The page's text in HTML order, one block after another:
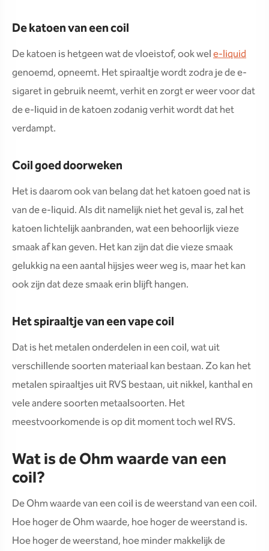
De katoen van een coil
De katoen is hetgeen wat de vloeistof, ook wele-liquid
genoemd, opneemt. Het spiraaltje wordt zodra je de e-
sigaret in gebruik neemt, verhit en zorgt er weer voor dat
de e-liquid in de katoen zodanig verhit wordt dat het
verdampt.
Coil goed doorweken
Het is daarom ook van belang dat het katoen goed nat is
van de e-liquid. Als dit namelijk niet het geval is, zal het
katoen lichtelijk aanbranden, wat een behoorlijk vieze
smaak af kan geven. Het kan zijn dat die vieze smaak
gelukkig na een aantal hijsjes weer weg is, maar het kan
ook zijn dat deze smaak erin blijft hangen.
Het spiraaltje van een vape coil
Dat is het metalen onderdelen in een coil, wat uit
verschillende soorten materiaal kan bestaan. Zo kan het
metalen spiraaltjes uit RVS bestaan, uit nikkel, kanthal en
vele andere soorten metaalsoorten. Het
meestvoorkomende is op dit moment toch wel RVS.
Wat is de Ohm waarde van een
coil?
De Ohm waarde van een coil is de weerstand van een coil.
Hoe hoger de Ohm waarde, hoe hoger de weerstand is.
Hoe hoger de weerstand, hoe minder makkelijk de